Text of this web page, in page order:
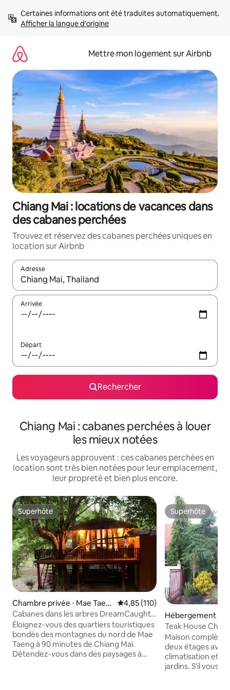
directement
Afficher la langue d'origine
Mettre mon logement sur Airbnb
Chiang Mai : locations de vacances dans
des cabanes perchées
Trouvez et réservez des cabanes perchées uniques en
location sur Airbnb
Adresse
Lorsque les résultats s'affichent, utilisez les flèches vers le
Arrivée
Départ
Rechercher
Chiang Mai : cabanes perchées à louer
les mieux notées
Les voyageurs approuvent : ces cabanes perchées en
location sont très bien notées pour leur emplacement,
leur propreté et bien plus encore.
Superhôte
Superhôte
Chambre privée ⋅ Mae Taen
g
Évaluation moyenne sur la
4,85 (110)
Cabanes dans les arbres DreamCaught -
Cabane dans les arbres
Éloignez-vous des quartiers touristiques
bondés des montagnes du nord de Mae
Taeng à 90 minutes de Chiang Mai.
Détendez-vous dans des paysages à
Superhôte
Superhôte
Hébergement ⋅
Teak House
Maison complète
deux étages
climatisation et
jardins. S'il vous plaît vérifier les autres